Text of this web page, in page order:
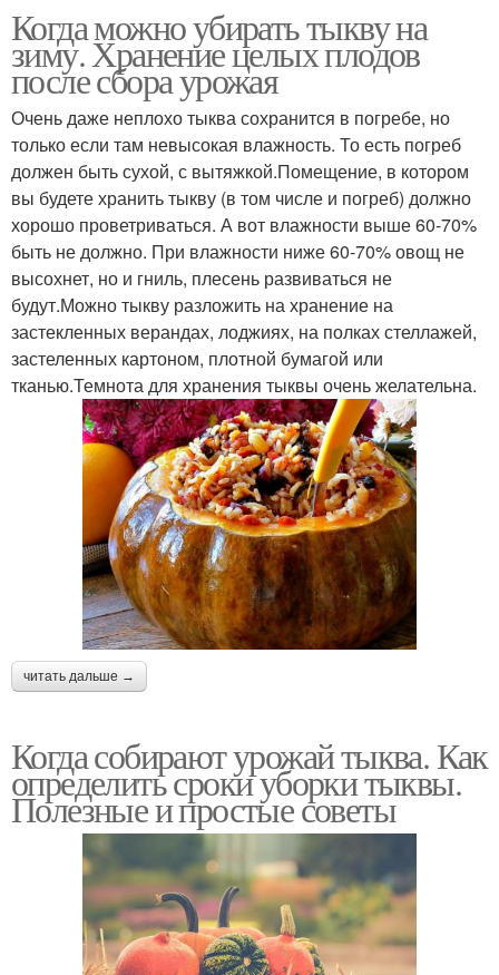
Когда можно убирать тыкву на
зиму. Хранение целых плодов
после сбора урожая
Очень даже неплохо тыква сохранится в погребе, но
только если там невысокая влажность. То есть погреб
должен быть сухой, с вытяжкой.Помещение, в котором
вы будете хранить тыкву (в том числе и погреб) должно
хорошо проветриваться. А вот влажности выше 60-70%
быть не должно. При влажности ниже 60-70% овощ не
высохнет, но и гниль, плесень развиваться не
будут.Можно тыкву разложить на хранение на
застекленных верандах, лоджиях, на полках стеллажей,
застеленных картоном, плотной бумагой или
тканью.Темнота для хранения тыквы очень желательна.
читать дальше →
Когда собирают урожай тыква. Как
определить сроки уборки тыквы.
Полезные и простые советы